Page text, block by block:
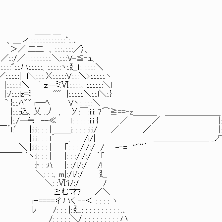
＿＿ ＿
､
:.:.:､:.:.:／〉、
＼:.:.:V-≦‐ｭ、
ヽ:.廴l:.:.:.:.:.:＼
＼>:.:.:.:.:.ヽ
ミⅥ:.:.:.:.、:.:.:.:.:.:＼l
ﾐ "" |:.:.:.:.:.＼:.:.l＼:.}
` }:.:.ﾊ"" r─ﾍ Vヽ:.:.:.:.:＼
込、乂 .丿 , У:￣:i:i: 7⌒≧==‐z＿＿＿ ＿＿＿＿＿＿＿
|/ 、 ハ. |:./─≒ --≪ ｌ: : : : :i:i { ／ ／
|:i:i: : : | ＿＿j: : : : :i:i/ ／ ／
, : : : /i/| ＿＿＿＿＿＿＿ _ノ
| ｢: : : /i/:/ / -‐= ''"¨´
: : | |: : :/i/:/ ´「
. |: :/i/:/ /!
m|:/i/:/ 廴
:Ⅵ'ｉ/:/ /
才7 ／＼
--＜ : : : : ヽ
: : : : : : : : : .、
: : : : : : : : : ハ